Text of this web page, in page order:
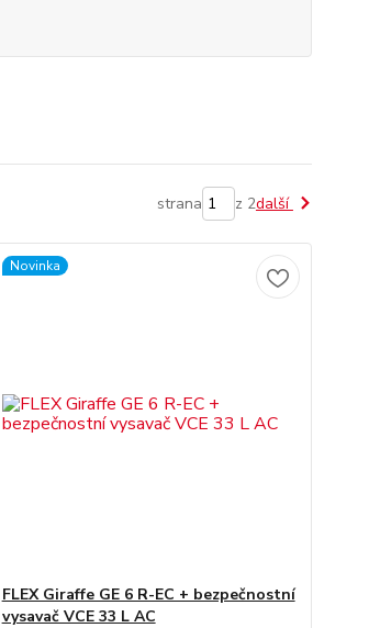
strana z 2další
Novinka
FLEX Giraffe GE 6 R-EC + bezpečnostní
vysavač VCE 33 L AC